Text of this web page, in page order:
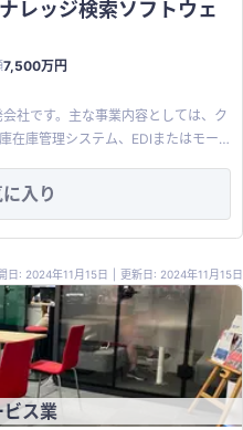
レッジ検索ソフトウェ
7,500万円
社です。主な事業内容としては、ク
在庫管理システム、EDIまたはモー
生成AIナレッジ検索システムをソ
クラ
ト）→保守まで、お取引先をトータ
のあるシステム ・各製品のベース
スタマイズを実施し納品。 ・中小、
績も豊富です。 流通BMS等の業界標
用した食品卸売業やアマゾン・楽
ます。 ■売却希望金額
入り
日: 2024年11月15日 更新日: 2024年11月15日
ス業